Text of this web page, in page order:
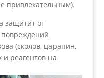
привлекательным).
защитит от
(сколов, царапин,
и реагентов на